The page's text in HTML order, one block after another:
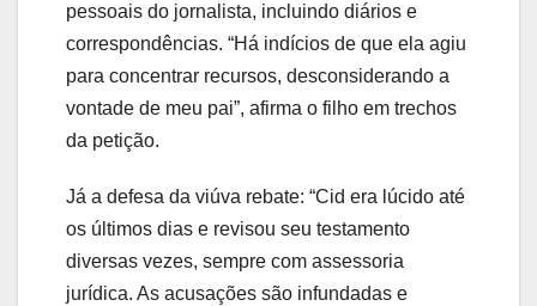
pessoais do jornalista, incluindo diários e
correspondências. “Há indícios de que ela agiu
para concentrar recursos, desconsiderando a
vontade de meu pai”, afirma o filho em trechos
da petição.
Já a defesa da viúva rebate: “Cid era lúcido até
os últimos dias e revisou seu testamento
diversas vezes, sempre com assessoria
jurídica. As acusações são infundadas e